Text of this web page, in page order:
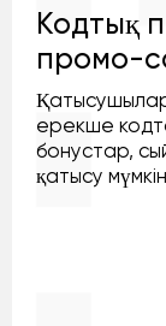
Кодтық
промо-
ерекше
бонустар,
қатысу